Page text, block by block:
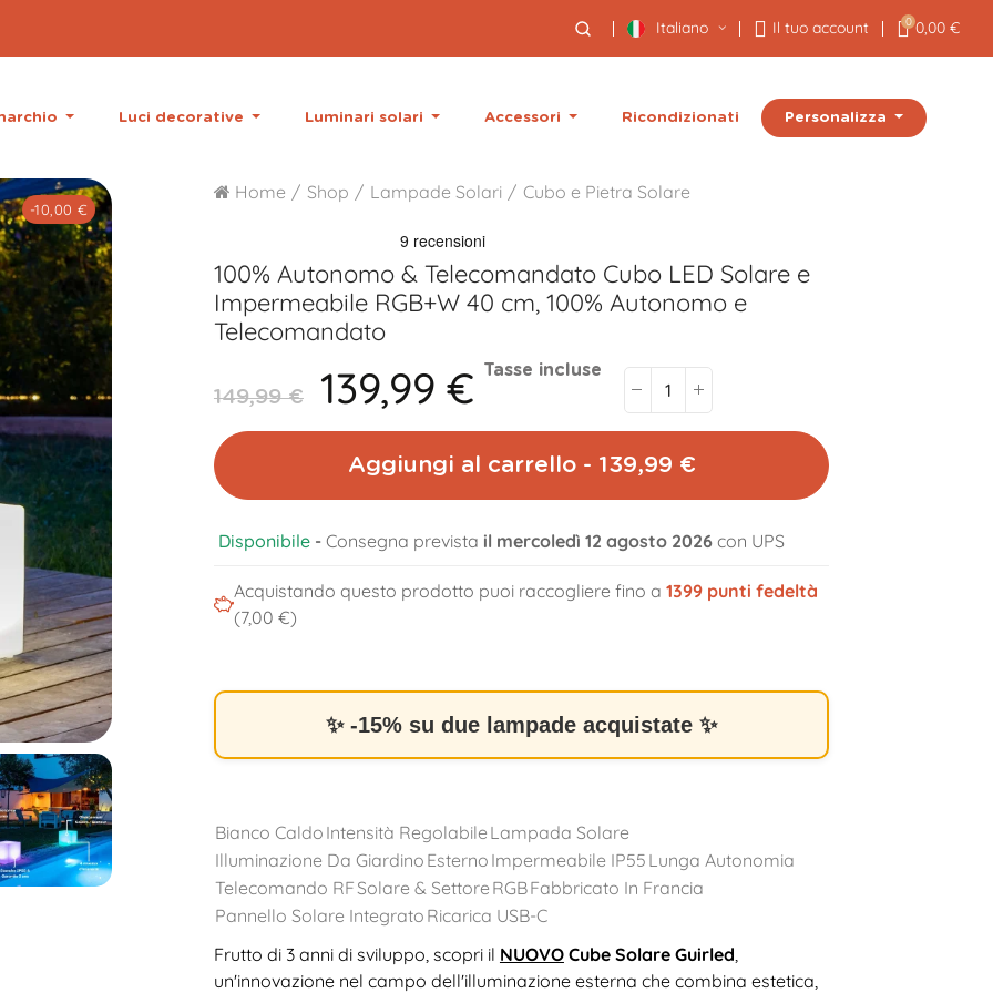
Italiano Il tuo account 0 0,00 €
Luci decorative Luminari solari Accessori Ricondizionati Personalizza
volume_off
-10,00 €
Home Shop Lampade Solari Cubo e Pietra Solare
100% Autonomo & TelecomandatoCubo LED Solare e
Impermeabile RGB+W 40 cm, 100% Autonomo e
Telecomandato
149,99 € 139,99 € Tasse incluse
Aggiungi al carrello - 139,99 €
Disponibile- Consegna prevista il mercoledì 12 agosto 2026 con UPS
Acquistando questo prodotto puoi raccogliere fino a1399 punti fedeltà
(7,00 €)
✨ -15% su due lampade acquistate ✨
Bianco Caldo Intensità Regolabile Lampada Solare
Illuminazione Da Giardino Esterno Impermeabile IP55 Lunga Autonomia
Telecomando RFSolare & Settore RGBFabbricato In Francia
Pannello Solare Integrato Ricarica USB-C
Frutto di 3 anni di sviluppo, scopri il NUOVOCube Solare Guirled,
un'innovazione nel campo dell'illuminazione esterna che combina estetica,